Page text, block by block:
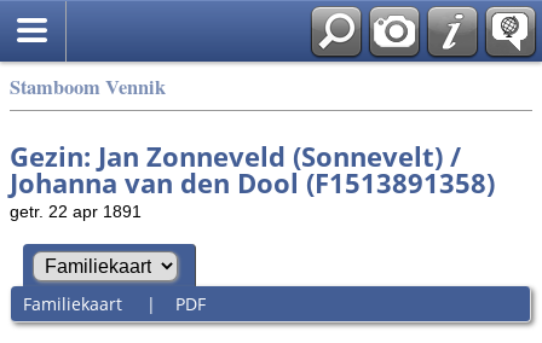
Stamboom Vennik
Gezin: Jan Zonneveld (Sonnevelt) /
Johanna van den Dool (F1513891358)
getr. 22 apr 1891
Familiekaart | PDF